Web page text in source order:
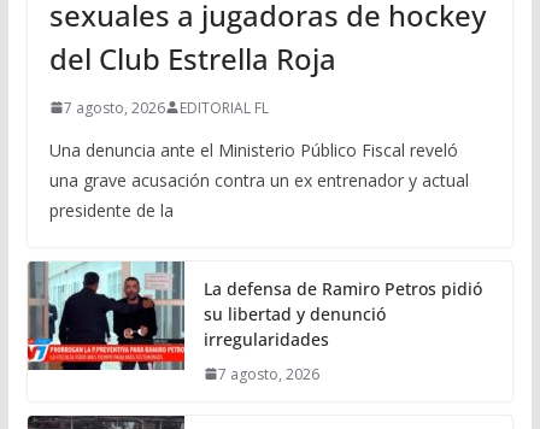
sexuales a jugadoras de hockey
del Club Estrella Roja
7 agosto, 2026 EDITORIAL FL
Una denuncia ante el Ministerio Público Fiscal reveló
una grave acusación contra un ex entrenador y actual
presidente de la
La defensa de Ramiro Petros pidió
su libertad y denunció
irregularidades
7 agosto, 2026